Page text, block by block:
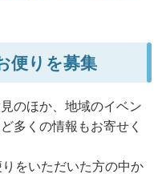
便りを募集
のほか、地域のイベン
多くの情報もお寄せく
をいただいた方の中か